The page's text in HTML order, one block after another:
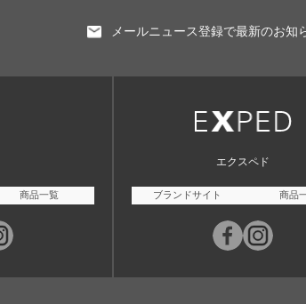
メールニュース登録で最新のお知
商品一覧
エクスペド
ブランドサイト 商品